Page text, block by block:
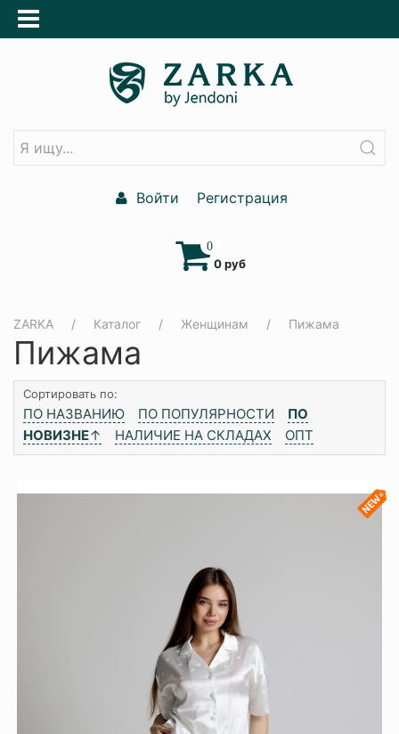
Войти Регистрация
0
0 руб
ZARKA Каталог Женщинам Пижама
Пижама
Сортировать по:
ПО НАЗВАНИЮ ПО ПОПУЛЯРНОСТИ
ПО
НОВИЗНЕ↑ НАЛИЧИЕ НА СКЛАДАХ ОПТ